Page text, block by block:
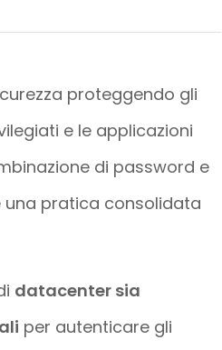
proteggendo gli
e le applicazioni
di password e
una pratica consolidata
datacenter sia
per autenticare gli